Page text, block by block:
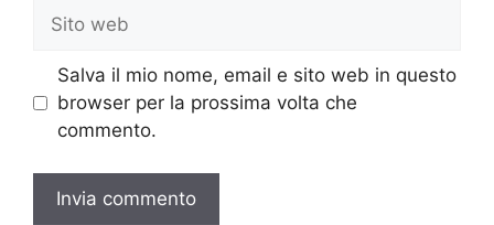
Sito
web
Salva il mio nome, email e sito web in questo
browser per la prossima volta che
commento.